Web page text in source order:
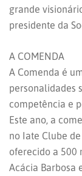
grande
presidente da
A COMENDA
A Comenda é
personalidades
competência e
Este ano, a
no Iate Clube
oferecido a 500
Acácia Barbosa